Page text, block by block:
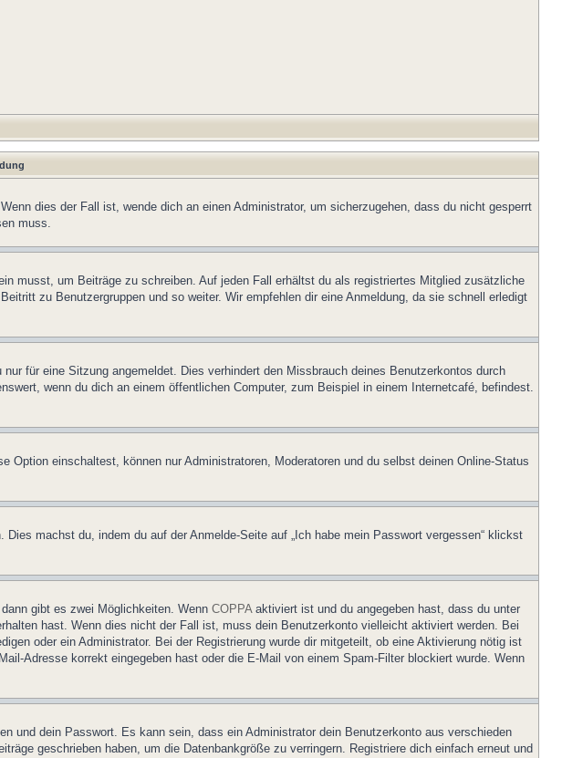
dies der Fall ist, wende dich an einen Administrator, um sicherzugehen, dass du nicht gesperrt
muss.
musst, um Beiträge zu schreiben. Auf jeden Fall erhältst du als registriertes Mitglied zusätzliche
zu Benutzergruppen und so weiter. Wir empfehlen dir eine Anmeldung, da sie schnell erledigt
für eine Sitzung angemeldet. Dies verhindert den Missbrauch deines Benutzerkontos durch
wenn du dich an einem öffentlichen Computer, zum Beispiel in einem Internetcafé, befindest.
Option einschaltest, können nur Administratoren, Moderatoren und du selbst deinen Online-Status
machst du, indem du auf der Anmelde-Seite auf „Ich habe mein Passwort vergessen“ klickst
gibt es zwei Möglichkeiten. Wenn COPPAaktiviert ist und du angegeben hast, dass du unter
hast. Wenn dies nicht der Fall ist, muss dein Benutzerkonto vielleicht aktiviert werden. Bei
oder ein Administrator. Bei der Registrierung wurde dir mitgeteilt, ob eine Aktivierung nötig ist
Adresse korrekt eingegeben hast oder die E-Mail von einem Spam-Filter blockiert wurde. Wenn
und dein Passwort. Es kann sein, dass ein Administrator dein Benutzerkonto aus verschieden
geschrieben haben, um die Datenbankgröße zu verringern. Registriere dich einfach erneut und